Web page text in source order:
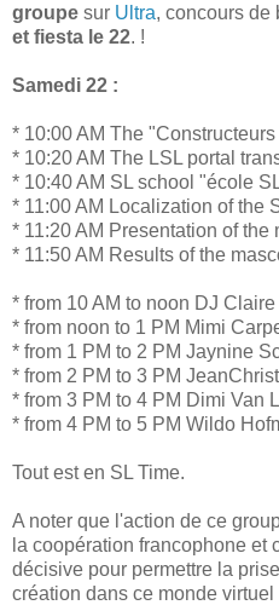
groupe sur Ultra, concours de
et fiesta le 22. !
Samedi 22 :
* 10:00 AM The
* 10:20 AM The LSL portal
* 10:40 AM SL school "école
* 11:00 AM Localization of the
* 11:20 AM Presentation of the
* 11:50 AM Results of the
* from 10 AM to noon DJ Claire
* from noon to 1 PM Mimi
* from 1 PM to 2 PM Jaynine
* from 2 PM to 3 PM
* from 3 PM to 4 PM Dimi Van
* from 4 PM to 5 PM Wildo
Tout est en SL Time.
A noter que l'action de ce
la coopération francophone et
décisive pour permettre la
création dans ce monde